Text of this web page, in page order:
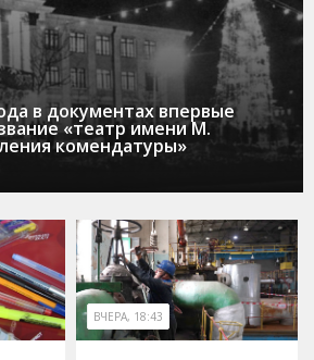
в документах впервые
«театр имени М.
комендатуры»
ВЧЕРА, 18:43